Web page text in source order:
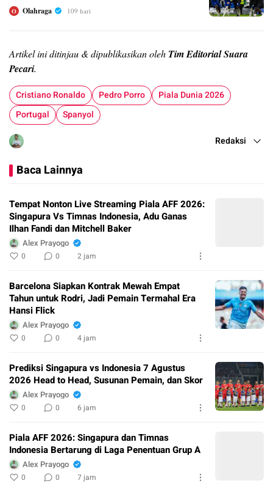
O Olahraga 109 hari
Artikel ini ditinjau & dipublikasikan oleh Tim Editorial Suara
Pecari.
Cristiano Ronaldo Pedro Porro
Piala Dunia 2026
Portugal
Spanyol
Redaksi
Baca Lainnya
Tempat Nonton Live Streaming Piala AFF 2026:
Singapura Vs Timnas Indonesia, Adu Ganas
Ilhan Fandi dan Mitchell Baker
Alex Prayogo
0 0 2 jam
Barcelona Siapkan Kontrak Mewah Empat
Tahun untuk Rodri, Jadi Pemain Termahal Era
Hansi Flick
Alex Prayogo
0 0 4 jam
Prediksi Singapura vs Indonesia 7 Agustus
2026 Head to Head, Susunan Pemain, dan Skor
Alex Prayogo
0 0 6 jam
Piala AFF 2026: Singapura dan Timnas
Indonesia Bertarung di Laga Penentuan Grup A
Alex Prayogo
0 0 7 jam